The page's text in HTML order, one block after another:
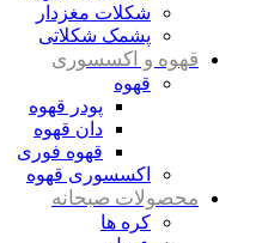
شکلات مغزدار
پشمک شکلاتی
قهوه و اکسسوری
قهوه
پودر قهوه
دان قهوه
قهوه فوری
اکسسوری قهوه
محصولات صبحانه
کره ها